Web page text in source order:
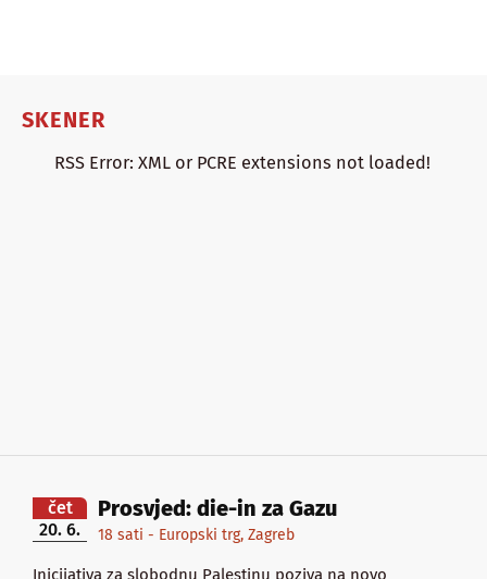
SKENER
RSS Error: XML or PCRE extensions not loaded!
čet
20. 6.
Prosvjed: die-in za Gazu
18 sati - Europski trg, Zagreb
Inicijativa za slobodnu Palestinu poziva na novo